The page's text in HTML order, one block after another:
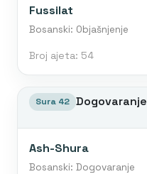
Fussilat
Bosanski: Objašnjenje
Broj ajeta: 54
Sura 42 Dogovaranje
Ash-Shura
Bosanski: Dogovaranje